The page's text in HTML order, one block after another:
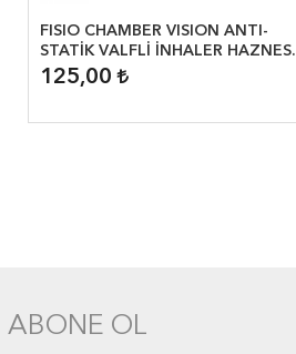
FISIO CHAMBER VISION ANTI-
STATİK VALFLİ İNHALER HAZNESİ
3-6 YAŞ
125,00
ABONE OL